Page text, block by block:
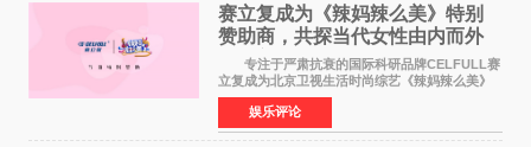
赛立复成为《辣妈辣么美》特别
赞助商，共探当代女性由内而外
活力美
专注于严肃抗衰的国际科研品牌CELFULL赛
立复成为北京卫视生活时尚综艺《辣妈辣么美》
的特别赞助商,明星辣妈袁咏仪倾情参与，向广大
都市女性传递健康生活新主张，寄语当代女性在
家庭与自我之间
娱乐评论